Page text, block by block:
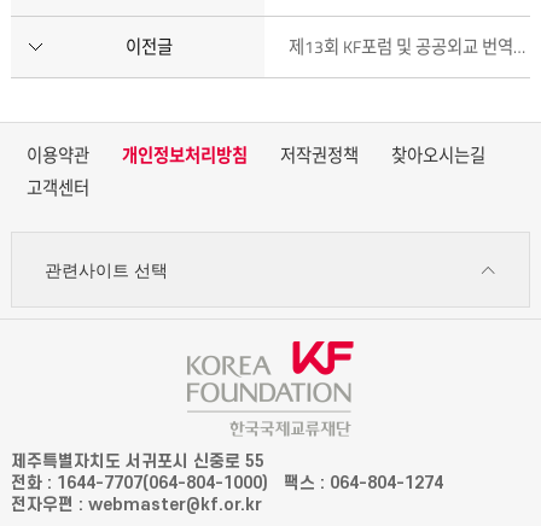
이전글 제13회 KF포럼 및 공공외교 번역총서 시리즈 출간기념 강연회
이용약관 개인정보처리방침 저작권정책
찾아오시는길
고객센터
관련사이트 선택
제주특별자치도 서귀포시 신중로 55
전화 : 1644-7707(064-804-1000)
팩스 : 064-804-1274
전자우편 : webmaster@kf.or.kr